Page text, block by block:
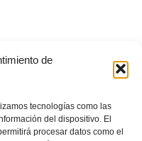
de
tecnologías como las
del dispositivo. El
procesar datos como el